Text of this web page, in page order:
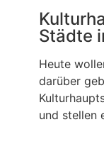
Städte
Heute
darüber
und stellen